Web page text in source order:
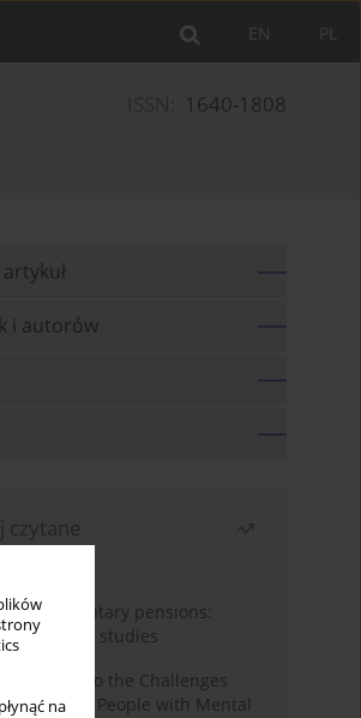
na
PL
EN
1640-1808
i autorów
czytane
in voluntary pensions:
case studies
Insights into the Challenges
Homeless People with Mental